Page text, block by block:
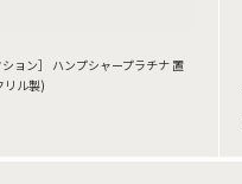
ション］ ハンプシャープラチナ 置
リル製)